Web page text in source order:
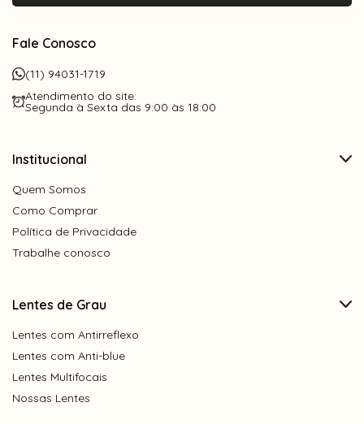
Fale Conosco
(11) 94031-1719
Atendimento do site:
Segunda à Sexta das 9:00 às 18:00
Institucional
Quem Somos
Como Comprar
Política de Privacidade
Trabalhe conosco
Lentes de Grau
Lentes com Antirreflexo
Lentes com Anti-blue
Lentes Multifocais
Nossas Lentes